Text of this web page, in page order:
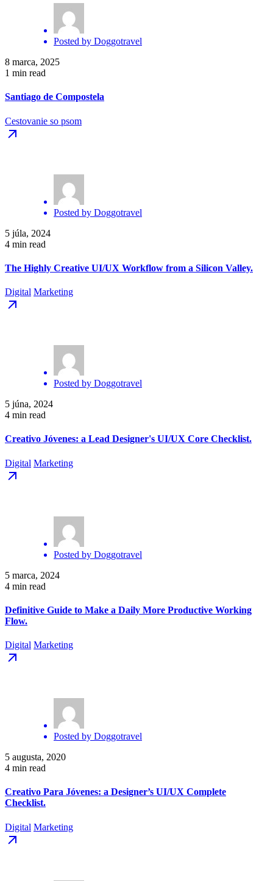
Posted by Doggotravel
8 marca, 2025
1 min read
Santiago de Compostela
Cestovanie so psom
Posted by Doggotravel
5 júla, 2024
4 min read
The Highly Creative UI/UX Workflow from a Silicon Valley.
Digital Marketing
Posted by Doggotravel
5 júna, 2024
4 min read
Creativo Jóvenes: a Lead Designer's UI/UX Core Checklist.
Digital Marketing
Posted by Doggotravel
5 marca, 2024
4 min read
Definitive Guide to Make a Daily More Productive Working
Flow.
Digital Marketing
Posted by Doggotravel
5 augusta, 2020
4 min read
Creativo Para Jóvenes: a Designer’s UI/UX Complete
Checklist.
Digital Marketing